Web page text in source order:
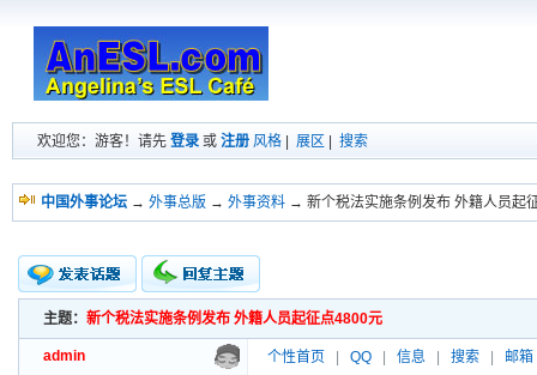
欢迎您：游客！请先 登录 或 注册 风格 展区 搜索
中国外事论坛 → 外事总版 → 外事资料 → 新个税法实施条例发布 外籍人员起
新的主题
投票帖
主题： 新个税法实施条例发布 外籍人员起征点4800元
admin 个性首页 QQ 信息 搜索 邮箱